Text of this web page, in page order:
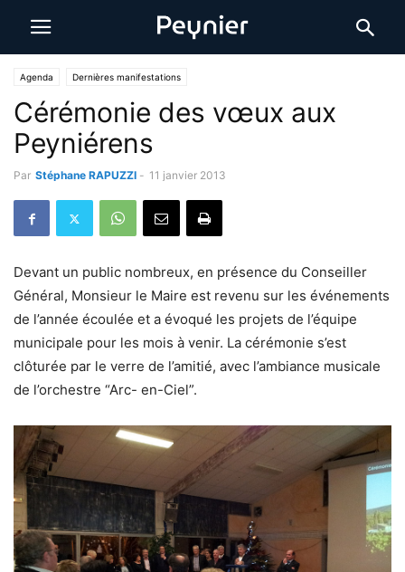
Agenda Dernières manifestations
Cérémonie des vœux aux
Peyniérens
Par Stéphane RAPUZZI - 11 janvier 2013
Devant un public nombreux, en présence du Conseiller
Général, Monsieur le Maire est revenu sur les événements
de l’année écoulée et a évoqué les projets de l’équipe
municipale pour les mois à venir. La cérémonie s’est
clôturée par le verre de l’amitié, avec l’ambiance musicale
de l’orchestre “Arc- en-Ciel”.